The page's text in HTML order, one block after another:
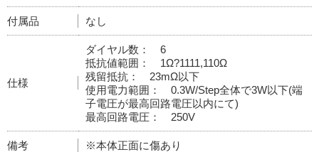
付属品 なし
仕様
ダイヤル数： 6
抵抗値範囲： 1Ω?1111,110Ω
残留抵抗： 23mΩ以下
使用電力範囲： 0.3W/Step全体で3W以下(端
子電圧が最高回路電圧以内にて)
最高回路電圧： 250V
備考 ※本体正面に傷あり